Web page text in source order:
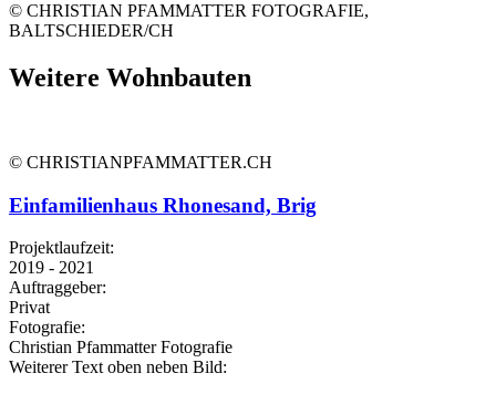
© CHRISTIAN PFAMMATTER FOTOGRAFIE,
BALTSCHIEDER/CH
Weitere Wohnbauten
© CHRISTIANPFAMMATTER.CH
Einfamilienhaus Rhonesand, Brig
Projektlaufzeit:
2019 - 2021
Auftraggeber:
Privat
Fotografie:
Christian Pfammatter Fotografie
Weiterer Text oben neben Bild: